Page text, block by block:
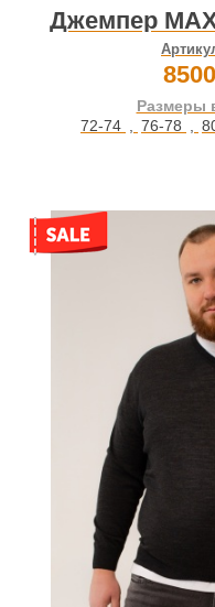
Джемпер
Размеры
72-74 , 76-78 ,